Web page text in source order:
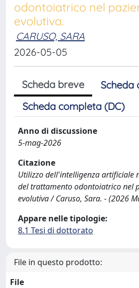
odontoiatrico nel
evolutiva.
CARUSO, SARA
2026-05-05
Scheda breve
Scheda
Scheda completa (DC)
Anno di discussione
5-mag-2026
Citazione
Utilizzo dell'intelligenza artificiale
del trattamento odontoiatrico nel
evolutiva / Caruso, Sara. - (2026
Appare nelle tipologie:
8.1 Tesi di dottorato
File in questo prodotto:
File